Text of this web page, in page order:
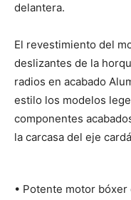
delantera.
El revestimiento del
deslizantes de la
radios en acabado
estilo los modelos
componentes
la carcasa del eje
• Potente motor bóxer